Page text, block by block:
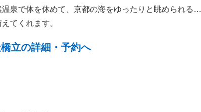
泉で体を休めて、京都の海をゆったりと眺められる…
てくれます。
立の詳細・予約へ